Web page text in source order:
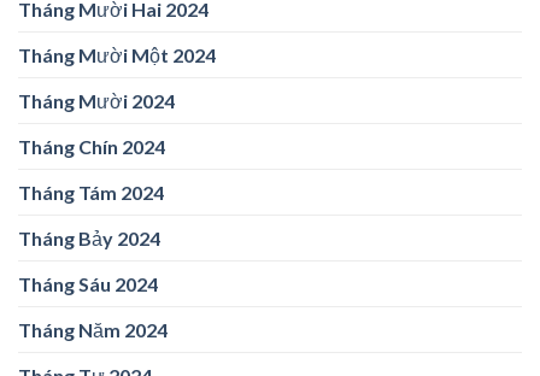
Tháng Mười Hai 2024
Tháng Mười Một 2024
Tháng Mười 2024
Tháng Chín 2024
Tháng Tám 2024
Tháng Bảy 2024
Tháng Sáu 2024
Tháng Năm 2024